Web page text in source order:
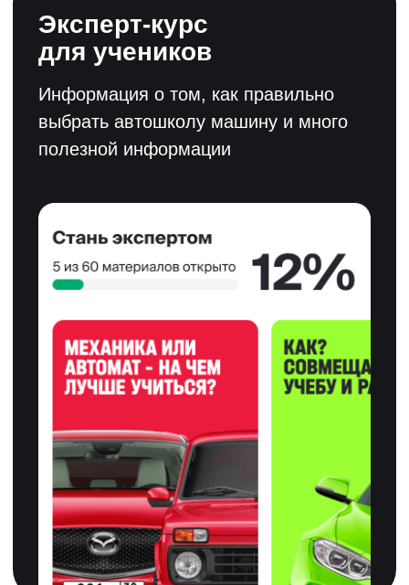
Смотреть сертификат
Мы упростили
для вас процесс
обучения